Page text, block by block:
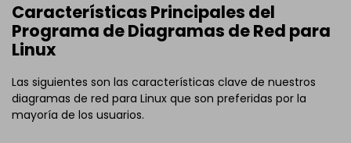
Características Principales del
Programa de Diagramas de Red para
Linux
Las siguientes son las características clave de nuestros
diagramas de red para Linux que son preferidas por la
mayoría de los usuarios.